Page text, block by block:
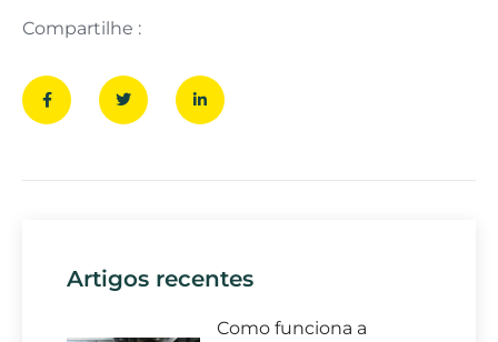
Compartilhe :
Artigos recentes
Como funciona a